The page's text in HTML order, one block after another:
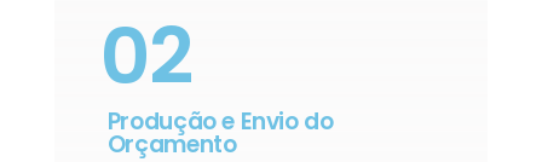
02
Produção e Envio do
Orçamento